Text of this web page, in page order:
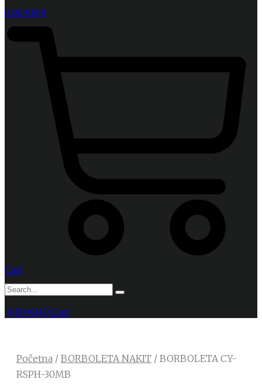
0,00 KM 0
Cart
0,00 KM 0 Cart
Početna / BORBOLETA NAKIT / BORBOLETA CY-
RSPH-30MB